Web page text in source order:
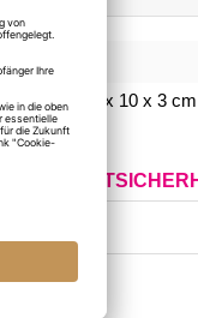
7,5 x 10 x 3 cm